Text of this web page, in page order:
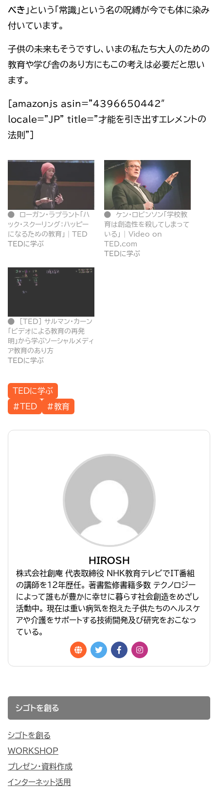
べき 」という「常識」という名の呪縛が今でも体に染み
付いています。
子供の未来もそうですし、いまの私たち大人のための
教育や学び舎のあり方にもこの考えは必要だと思い
ます。
[amazonjs asin=”4396650442″
locale=”JP” title=”才能を引き出すエレメントの
法則”]
ローガン・ラプラント「ハ
ック・スクーリング：ハッピー
になるための教育」｜TED
TEDに学ぶ
ケン・ロビンソン「学校教
育は創造性を殺してしまって
いる」 | Video on
TED.com
TEDに学ぶ
[TED] サルマン・カーン
「ビデオによる教育の再発
明」から学ぶソーシャルメディ
ア教育のあり方
TEDに学ぶ
TEDに学ぶ
#TED
#教育
HIROSH
株式会社創庵 代表取締役 NHK教育テレビでIT番組
の講師を１２年歴任。 著書監修書籍多数 テクノロジー
によって誰もが豊かに幸せに暮らす社会創造をめざし
活動中。 現在は重い病気を抱えた子供たちのヘルスケ
アや介護をサポートする技術開発及び研究をおこなっ
ている。
シゴトを創る
シゴトを創る
WORKSHOP
プレゼン・資料作成
インターネット活用